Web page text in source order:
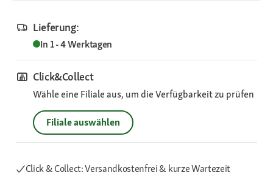
Lieferung:
In 1 - 4 Werktagen
Click&Collect
Wähle eine Filiale aus, um die Verfügbarkeit zu prüfen
Filiale auswählen
Click & Collect: Versandkostenfrei & kurze Wartezeit